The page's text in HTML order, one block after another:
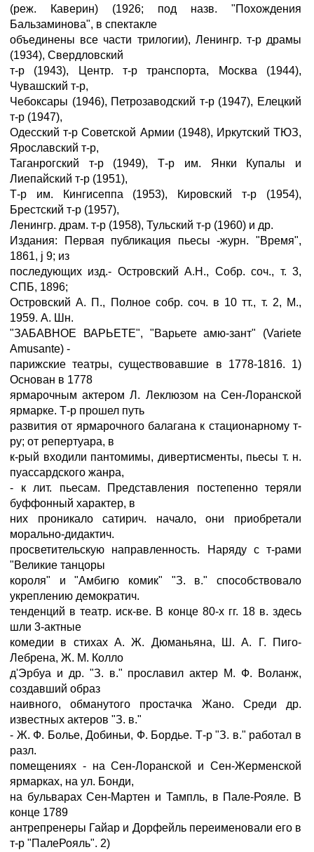
(реж. Каверин) (1926; под назв. "Похождения
Бальзаминова", в спектакле
объединены все части трилогии), Ленингр. т-р драмы
(1934), Свердловский
т-р (1943), Центр. т-р транспорта, Москва (1944),
Чувашский т-р,
Чебоксары (1946), Петрозаводский т-р (1947), Елецкий
т-р (1947),
Одесский т-р Советской Армии (1948), Иркутский ТЮЗ,
Ярославский т-р,
Таганрогский т-р (1949), Т-р им. Янки Купалы и
Лиепайский т-р (1951),
Т-р им. Кингисеппа (1953), Кировский т-р (1954),
Брестский т-р (1957),
Ленингр. драм. т-р (1958), Тульский т-р (1960) и др.
Издания: Первая публикация пьесы -журн. "Время",
1861, ј 9; из
последующих изд.- Островский А.Н., Собр. соч., т. 3,
СПБ, 1896;
Островский А. П., Полное собр. соч. в 10 тт., т. 2, М.,
1959. А. Шн.
"ЗАБАВНОЕ ВАРЬЕТЕ", "Варьете амю-зант" (Variete
Amusante) -
парижские театры, существовавшие в 1778-1816. 1)
Основан в 1778
ярмарочным актером Л. Леклюзом на Сен-Лоранской
ярмарке. Т-р прошел путь
развития от ярмарочного балагана к стационарному т-
ру; от репертуара, в
к-рый входили пантомимы, дивертисменты, пьесы т. н.
пуассардского жанра,
- к лит. пьесам. Представления постепенно теряли
буффонный характер, в
них проникало сатирич. начало, они приобретали
морально-дидактич.
просветительскую направленность. Наряду с т-рами
"Великие танцоры
короля" и "Амбигю комик" "З. в." способствовало
укреплению демократич.
тенденций в театр. иск-ве. В конце 80-х гг. 18 в. здесь
шли 3-актные
комедии в стихах А. Ж. Дюманьяна, Ш. А. Г. Пиго-
Лебрена, Ж. М. Колло
д'Эрбуа и др. "З. в." прославил актер М. Ф. Воланж,
создавший образ
наивного, обманутого простачка Жано. Среди др.
известных актеров "З. в."
- Ж. Ф. Болье, Добиньи, Ф. Бордье. Т-р "З. в." работал в
разл.
помещениях - на Сен-Лоранской и Сен-Жерменской
ярмарках, на ул. Бонди,
на бульварах Сен-Мартен и Тампль, в Пале-Рояле. В
конце 1789
антрепренеры Гайар и Дорфейль переименовали его в
т-р "ПалеРояль". 2)